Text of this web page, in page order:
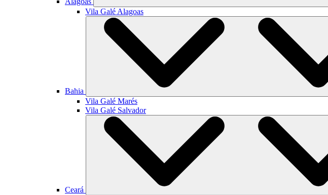
Vila Galé Alagoas
Bahia
Vila Galé Marés
Vila Galé Salvador
Ceará